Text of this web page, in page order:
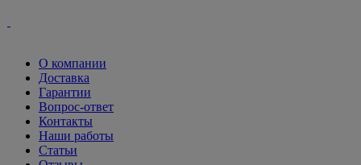
О компании
Доставка
Гарантии
Вопрос-ответ
Контакты
Наши работы
Статьи